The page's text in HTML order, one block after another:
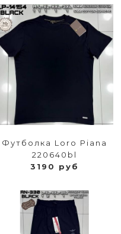
Футболка Loro Piana
220640bl
3190 руб